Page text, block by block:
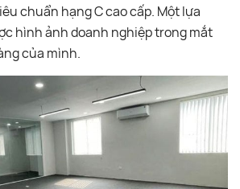
chuẩn hạng C cao cấp. Một lựa
hình ảnh doanh nghiệp trong mắt
của mình.